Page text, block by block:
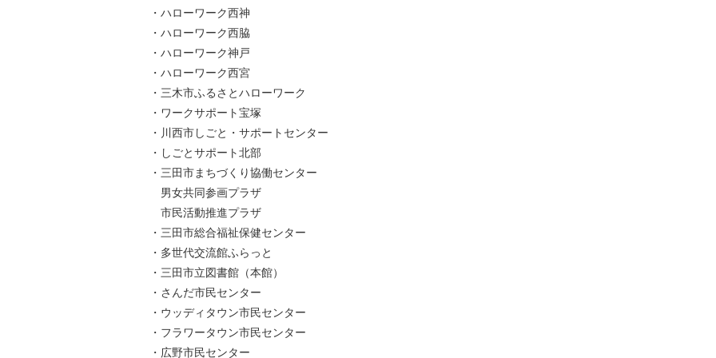
・ハローワーク西神
・ハローワーク西脇
・ハローワーク神戸
・ハローワーク西宮
・三木市ふるさとハローワーク
・ワークサポート宝塚
・川西市しごと・サポートセンター
・しごとサポート北部
・三田市まちづくり協働センター
男女共同参画プラザ
市民活動推進プラザ
・三田市総合福祉保健センター
・多世代交流館ふらっと
・三田市立図書館（本館）
・さんだ市民センター
・ウッディタウン市民センター
・フラワータウン市民センター
・広野市民センター